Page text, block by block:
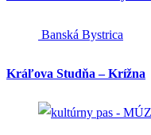
Banská Bystrica
Kráľova Studňa – Krížna